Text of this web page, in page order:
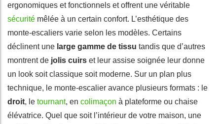
ergonomiques et fonctionnels et offrent une véritable
sécurité mêlée à un certain confort. L’esthétique des
monte-escaliers varie selon les modèles. Certains
déclinent une large gamme de tissu tandis que d’autres
montrent de jolis cuirs et leur assise soignée leur donne
un look soit classique soit moderne. Sur un plan plus
technique, le monte-escalier avance plusieurs formats : le
droit, le tournant, en colimaçon à plateforme ou chaise
élévatrice. Quel que soit l’intérieur de votre maison, une